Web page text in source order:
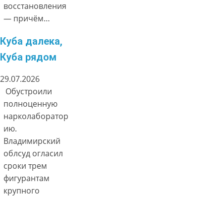
восстановления
— причём…
Куба далека,
Куба рядом
29.07.2026
Обустроили
полноценную
нарколаборатор
ию.
Владимирский
облсуд огласил
сроки трем
фигурантам
крупного